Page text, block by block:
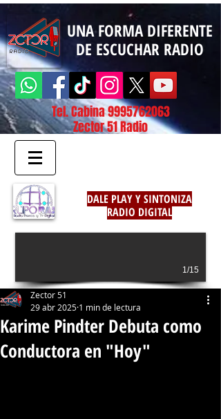
UNA FORMA DIFERENTE
DE ESCUCHAR RADIO
Tel. Cabina9995762063
Zector 51 Radio
DALE PLAY Y SINTONIZA
RADIO DIGITAL
1/15
Karime Pindter Debuta como
Conductora en "Hoy"
Zector 51
29 abr 2025 1 min de lectura